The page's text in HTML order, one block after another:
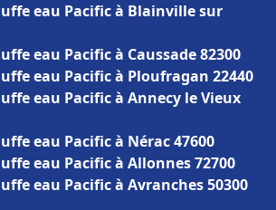
eau Pacific à Blainville sur
eau Pacific à Caussade 82300
eau Pacific à Ploufragan 22440
eau Pacific à Annecy le Vieux
eau Pacific à Nérac 47600
eau Pacific à Allonnes 72700
eau Pacific à Avranches 50300